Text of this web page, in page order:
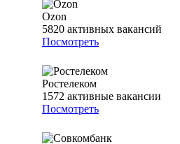
Ozon
5820 активных вакансий
Посмотреть
Ростелеком
1572 активные вакансии
Посмотреть